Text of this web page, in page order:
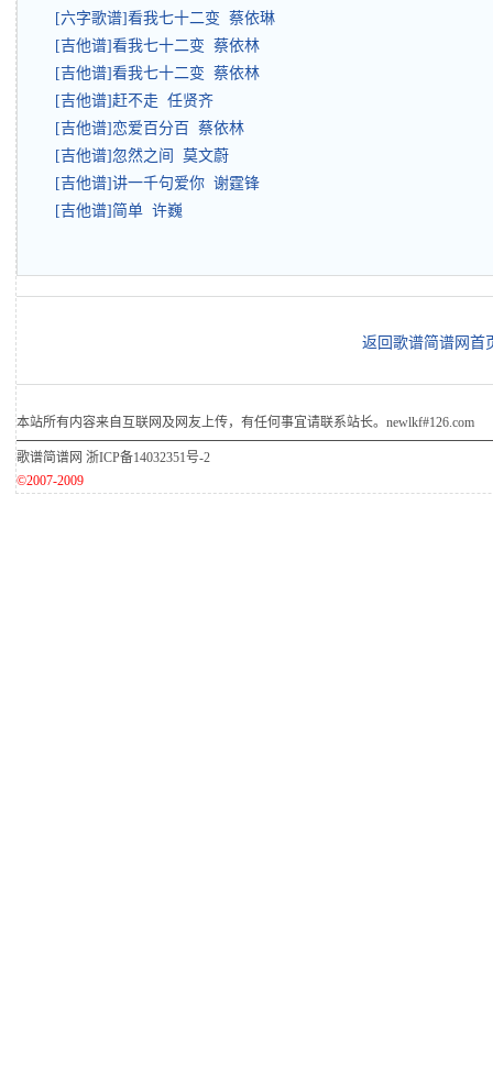
[六字歌谱]看我七十二变 蔡依琳
[吉他谱]看我七十二变 蔡依林
[吉他谱]看我七十二变 蔡依林
[吉他谱]赶不走 任贤齐
[吉他谱]恋爱百分百 蔡依林
[吉他谱]忽然之间 莫文蔚
[吉他谱]讲一千句爱你 谢霆锋
[吉他谱]简单 许巍
返回歌谱简谱网首
本站所有内容来自互联网及网友上传，有任何事宜请联系站长。newlkf#126.com
歌谱简谱网 浙ICP备14032351号-2
©2007-2009